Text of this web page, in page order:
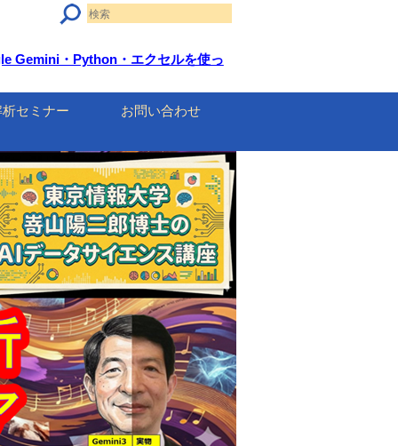
Gemini・Python・エクセルを使っ
セミナー お問い合わせ